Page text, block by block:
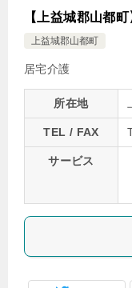
【上益城郡山都
上益城郡山都町
居宅介護
所在地
TEL / FAX
サービス